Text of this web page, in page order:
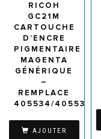
RICOH
GC21M
CARTOUCHE
D’ENCRE
PIGMENTAIRE
MAGENTA
GÉNÉRIQUE
–
REMPLACE
405534/405538
AJOUTER